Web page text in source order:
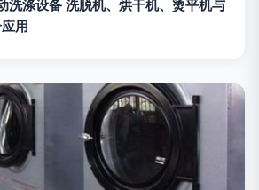
洗涤设备 洗脱机、烘干机、烫平机与
用